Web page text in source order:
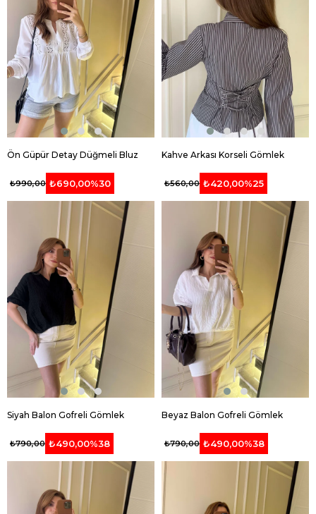
Ön Güpür Detay Düğmeli Bluz
₺690,00%30
₺990,00
Kahve Arkası Korseli Gömlek
₺420,00%25
₺560,00
Siyah Balon Gofreli Gömlek
₺490,00%38
₺790,00
Beyaz Balon Gofreli Gömlek
₺490,00%38
₺790,00